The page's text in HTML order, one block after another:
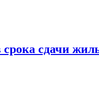
сдачи